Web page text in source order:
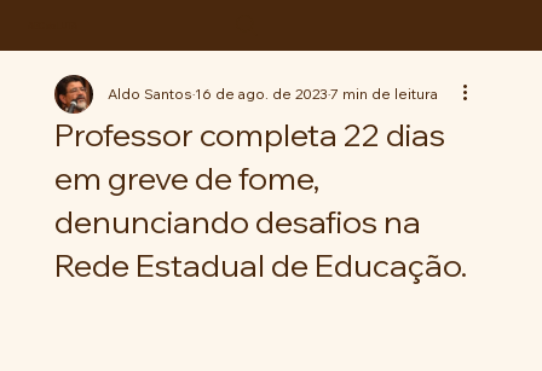
Professor completa 22 dias
em greve de fome,
denunciando desafios na
Rede Estadual de Educação.
Aldo Santos16 de ago. de 20237 min de leitura